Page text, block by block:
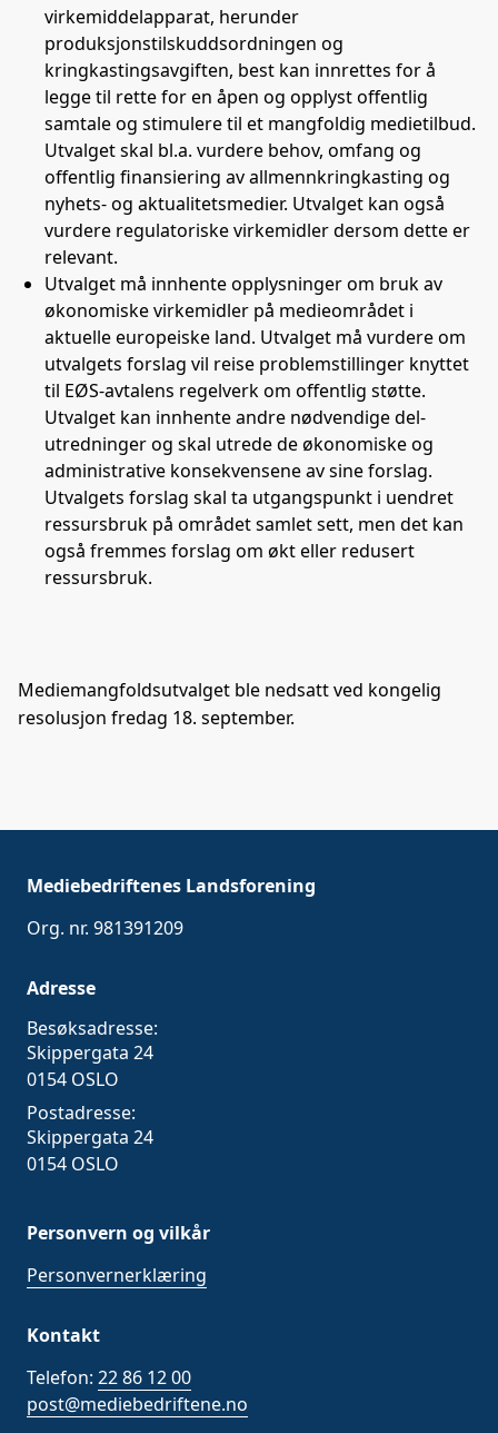
virkemiddelapparat, herunder
produksjonstilskuddsordningen og
kringkastingsavgiften, best kan innrettes for å
legge til rette for en åpen og opplyst offentlig
samtale og stimulere til et mangfoldig medietilbud.
Utvalget skal bl.a. vurdere behov, omfang og
offentlig finansiering av allmennkringkasting og
nyhets- og aktualitetsmedier. Utvalget kan også
vurdere regulatoriske virkemidler dersom dette er
relevant.
Utvalget må innhente opplysninger om bruk av
økonomiske virkemidler på medieområdet i
aktuelle europeiske land. Utvalget må vurdere om
utvalgets forslag vil reise problemstillinger knyttet
til EØS-avtalens regelverk om offentlig støtte.
Utvalget kan innhente andre nødvendige del-
utredninger og skal utrede de økonomiske og
administrative konsekvensene av sine forslag.
Utvalgets forslag skal ta utgangspunkt i uendret
ressursbruk på området samlet sett, men det kan
også fremmes forslag om økt eller redusert
ressursbruk.
Mediemangfoldsutvalget ble nedsatt ved kongelig
resolusjon fredag 18. september.
Mediebedriftenes Landsforening
Org. nr. 981391209
Adresse
Besøksadresse:
Skippergata 24
0154 OSLO
Postadresse:
Skippergata 24
0154 OSLO
Personvern og vilkår
Personvernerklæring
Kontakt
Telefon: 22 86 12 00
post@mediebedriftene.no